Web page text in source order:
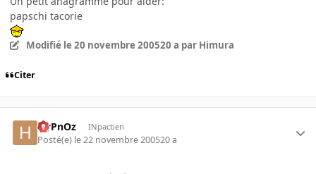
papschi tacorie
Modifié le 20 novembre 200520 a par Himura
Citer
HyPnOz INpactien
Posté(e) le 22 novembre 200520 a